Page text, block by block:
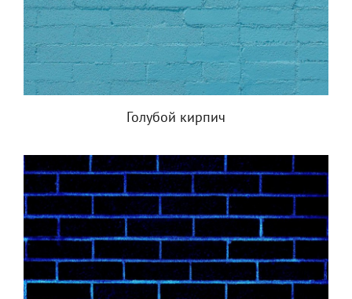
Голубой кирпич